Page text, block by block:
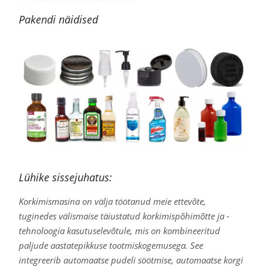
Pakendi näidised
Lühike sissejuhatus:
Korkimismasina on välja töötanud meie ettevõte,
tuginedes välismaise täiustatud korkimispõhimõtte ja -
tehnoloogia kasutuselevõtule, mis on kombineeritud
paljude aastatepikkuse tootmiskogemusega. See
integreerib automaatse pudeli söötmise, automaatse korgi